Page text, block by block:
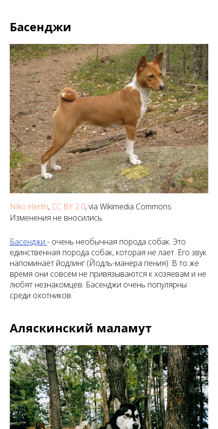
Басенджи
Niko Herlin, CC BY 2.0, via Wikimedia Commons.
Изменения не вносились
Басенджи - очень необычная порода собак. Это
единственная порода собак, которая не лает. Его звук
напоминает йодлинг (Йодль-манера пения). В то же
время они совсем не привязываются к хозяевам и не
любят незнакомцев. Басенджи очень популярны
среди охотников.
Аляскинский маламут